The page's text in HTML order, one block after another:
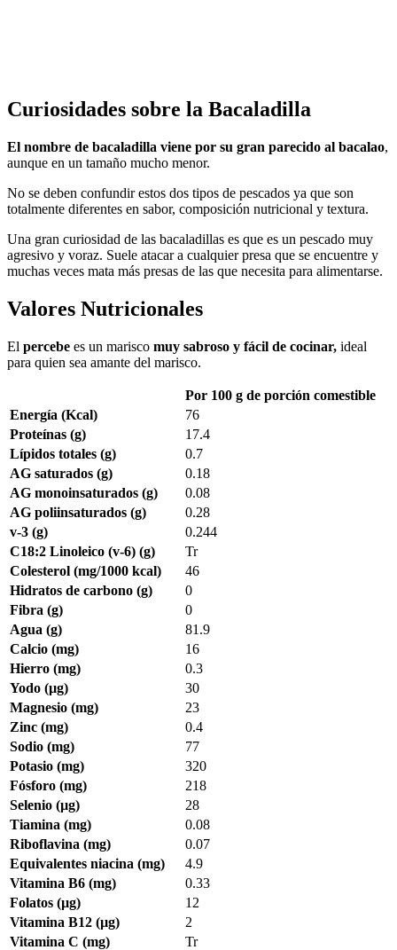
Curiosidades sobre la Bacaladilla
El nombre de bacaladilla viene por su gran parecido al bacalao,
aunque en un tamaño mucho menor.
No se deben confundir estos dos tipos de pescados ya que son
totalmente diferentes en sabor, composición nutricional y textura.
Una gran curiosidad de las bacaladillas es que es un pescado muy
agresivo y voraz. Suele atacar a cualquier presa que se encuentre y
muchas veces mata más presas de las que necesita para alimentarse.
Valores Nutricionales
El percebe es un marisco muy sabroso y fácil de cocinar, ideal
para quien sea amante del marisco.
Por 100 g de porción comestible
Energía (Kcal)
76
Proteínas (g)
17.4
Lípidos totales (g)
0.7
AG saturados (g)
0.18
AG monoinsaturados (g)
0.08
AG poliinsaturados (g)
0.28
v-3 (g)
0.244
C18:2 Linoleico (v-6) (g)
Tr
Colesterol (mg/1000 kcal)
46
Hidratos de carbono (g)
0
Fibra (g)
0
Agua (g)
81.9
Calcio (mg)
16
Hierro (mg)
0.3
Yodo (µg)
30
Magnesio (mg)
23
Zinc (mg)
0.4
Sodio (mg)
77
Potasio (mg)
320
Fósforo (mg)
218
Selenio (µg)
28
Tiamina (mg)
0.08
Riboflavina (mg)
0.07
Equivalentes niacina (mg)
4.9
Vitamina B6 (mg)
0.33
Folatos (µg)
12
Vitamina B12 (µg)
2
Vitamina C (mg)
Tr